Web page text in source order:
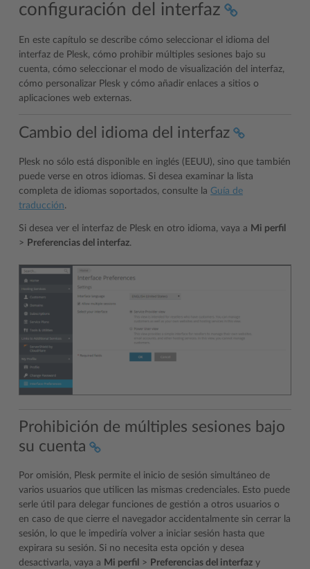
configuración del interfaz
En este capítulo se describe cómo seleccionar el idioma del
interfaz de Plesk, cómo prohibir múltiples sesiones bajo su
cuenta, cómo seleccionar el modo de visualización del interfaz,
cómo personalizar Plesk y cómo añadir enlaces a sitios o
aplicaciones web externas.
Cambio del idioma del interfaz
Plesk no sólo está disponible en inglés (EEUU), sino que también
puede verse en otros idiomas. Si desea examinar la lista
completa de idiomas soportados, consulte la Guía de
traducción.
Si desea ver el interfaz de Plesk en otro idioma, vaya a Mi perfil
> Preferencias del interfaz.
Prohibición de múltiples sesiones bajo
su cuenta
Por omisión, Plesk permite el inicio de sesión simultáneo de
varios usuarios que utilicen las mismas credenciales. Esto puede
serle útil para delegar funciones de gestión a otros usuarios o
en caso de que cierre el navegador accidentalmente sin cerrar la
sesión, lo que le impediría volver a iniciar sesión hasta que
expirara su sesión. Si no necesita esta opción y desea
desactivarla, vaya a Mi perfil > Preferencias del interfaz y